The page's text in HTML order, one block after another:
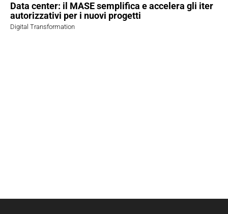
Data center: il MASE semplifica e accelera gli iter
autorizzativi per i nuovi progetti
Digital Transformation